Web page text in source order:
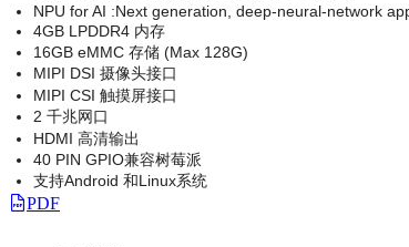
NPU for AI :Next generation, deep-neural-network
4GB LPDDR4 内存
16GB eMMC 存储 (Max 128G)
MIPI DSI 摄像头接口
MIPI CSI 触摸屏接口
2 千兆网口
HDMI 高清输出
40 PIN GPIO兼容树莓派
支持Android 和Linux系统
PDF